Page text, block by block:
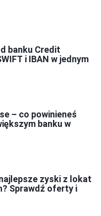
banku Credit
i IBAN w jednym
– co powinieneś
banku w
zyski z lokat
Sprawdź oferty i